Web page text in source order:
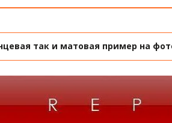
так и матовая пример на